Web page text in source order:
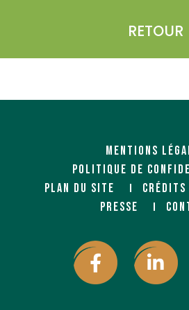
RETOUR
MENTIONS
POLITIQUE DE
PLAN DU SITE
CRÉDITS
PRESSE